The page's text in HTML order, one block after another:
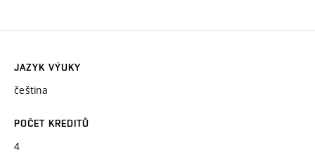
JAZYK VÝUKY
čeština
POČET KREDITŮ
4